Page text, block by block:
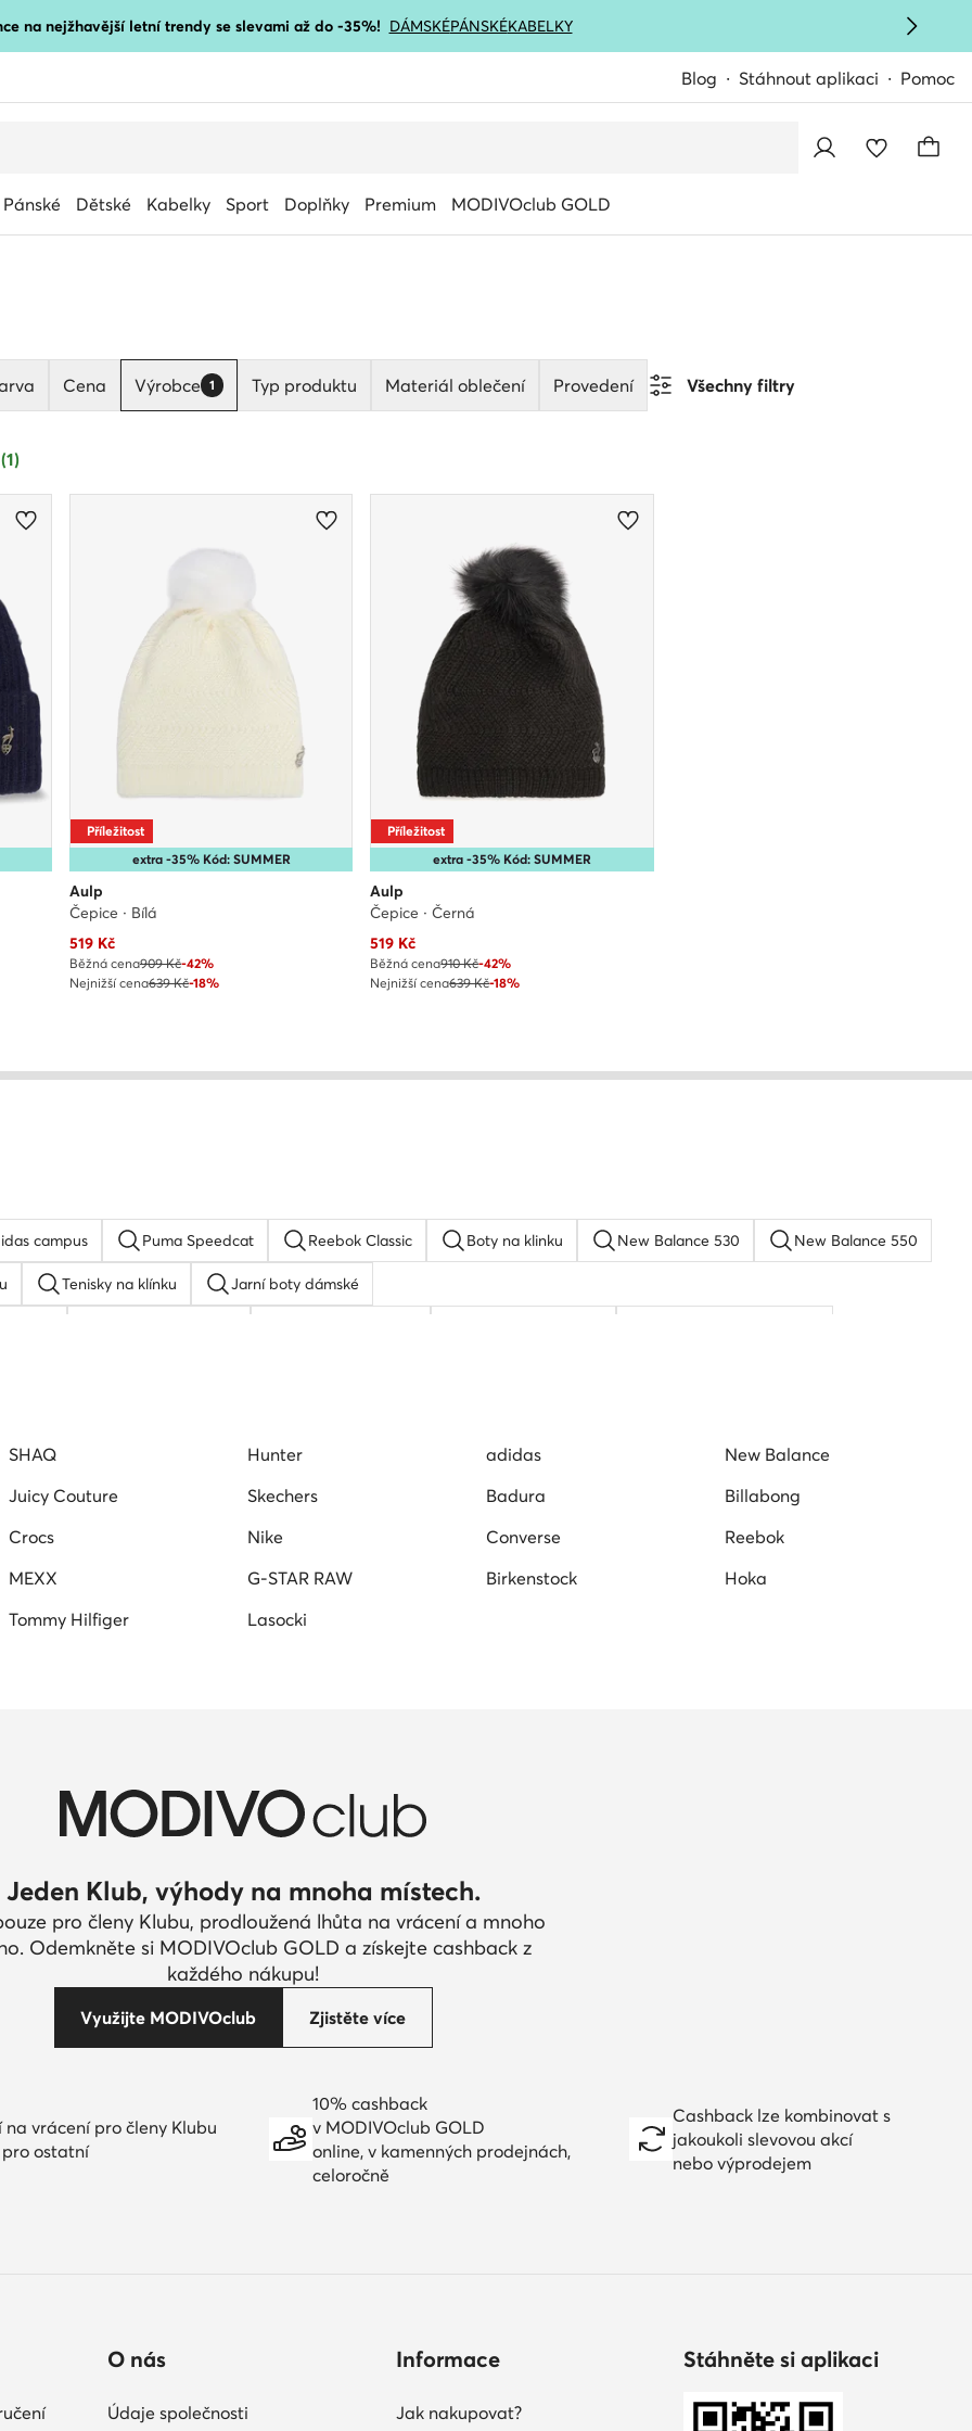
na nejžhavější letní trendy se slevami až do -35%! DÁMSKÉPÁNSKÉKABELKY
Blog Stáhnout aplikaci Pomoc
Pánské Dětské Kabelky Sport Doplňky Premium MODIVOclub GOLD
Cena Výrobce 1 Typ produktu Materiál oblečení Provedení Všechny filtry
extra -35% Kód: SUMMER
Příležitost
Aulp
Čepice · Bílá
Aktuální cena
519Kč
Běžná cena909 Kč-42%
Nejnižší cena639 Kč-18%
extra -35% Kód: SUMMER
Příležitost
Aulp
Čepice · Černá
Aktuální cena
519 Kč
Běžná cena910 Kč-42%
Nejnižší cena639 Kč-18%
campus Puma Speedcat Reebok Classic Boty na klinku New Balance 530 New Balance 550
Tenisky na klínku Jarní boty dámské
SHAQ Hunter adidas
New Balance
Juicy Couture
Skechers Badura
Billabong
Crocs
Nike Converse
Reebok
MEXX
G-STAR RAW Birkenstock
Hoka
Tommy Hilfiger
Lasocki
Jeden Klub, výhody na mnoha místech.
pro členy Klubu, prodloužená lhůta na vrácení a mnoho
Odemkněte si MODIVOclub GOLD a získejte cashback z
každého nákupu!
Využijte MODIVOclub Zjistěte více
na vrácení pro členy Klubu
pro ostatní
10% cashback
v MODIVOclub GOLD
online, v kamenných prodejnách,
celoročně
Cashback lze kombinovat s
jakoukoli slevovou akcí
nebo výprodejem
O nás
Údaje společnosti
Informace
Jak nakupovat?
Stáhněte si aplikaci